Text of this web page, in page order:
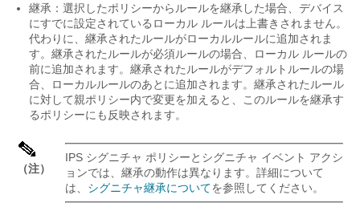
継承：選択したポリシーからルールを継承した場合、デバイス
にすでに設定されているローカル ルールは上書きされません。
代わりに、継承されたルールがローカルルールに追加されま
す。 継承されたルールが必須ルールの場合、ローカル ルールの
前に追加されます。継承されたルールがデフォルトルールの場
合、ローカルルールのあとに追加されます。 継承されたルール
に対して親ポリシー内で変更を加えると、このルールを継承す
るポリシーにも反映されます。
（注）
IPS シグニチャ ポリシーとシグニチャ イベント アクシ
ョンでは、継承の動作は異なります。詳細について
は、 シグニチャ継承についてを参照してください。